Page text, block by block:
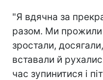
"Я вдячна за
разом. Ми
зростали,
вставали й
час зупинитися і